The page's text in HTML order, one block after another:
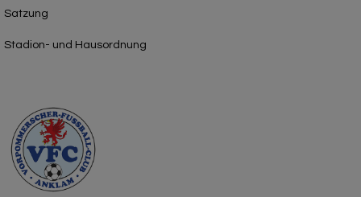
Satzung
Stadion- und Hausordnung